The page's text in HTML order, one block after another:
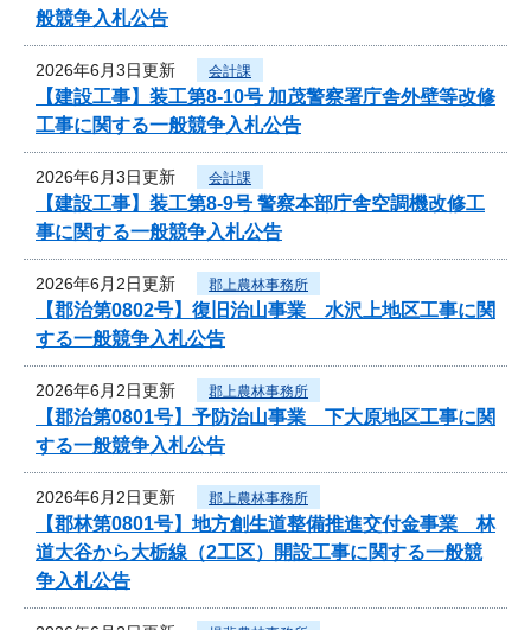
般競争入札公告
2026年6月3日更新 会計課
【建設工事】装工第8-10号 加茂警察署庁舎外壁等改修
工事に関する一般競争入札公告
2026年6月3日更新 会計課
【建設工事】装工第8-9号 警察本部庁舎空調機改修工
事に関する一般競争入札公告
2026年6月2日更新 郡上農林事務所
【郡治第0802号】復旧治山事業 水沢上地区工事に関
する一般競争入札公告
2026年6月2日更新 郡上農林事務所
【郡治第0801号】予防治山事業 下大原地区工事に関
する一般競争入札公告
2026年6月2日更新 郡上農林事務所
【郡林第0801号】地方創生道整備推進交付金事業 林
道大谷から大栃線（2工区）開設工事に関する一般競
争入札公告